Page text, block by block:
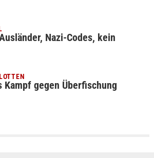
Nazi-Codes, kein
Kampf gegen Überfischung